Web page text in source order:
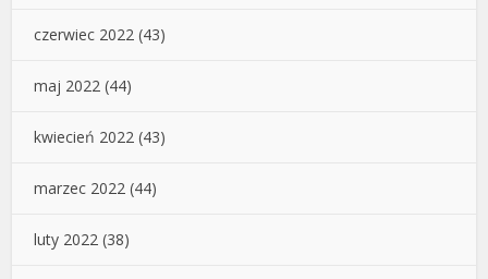
czerwiec 2022 (43)
maj 2022 (44)
kwiecień 2022 (43)
marzec 2022 (44)
luty 2022 (38)